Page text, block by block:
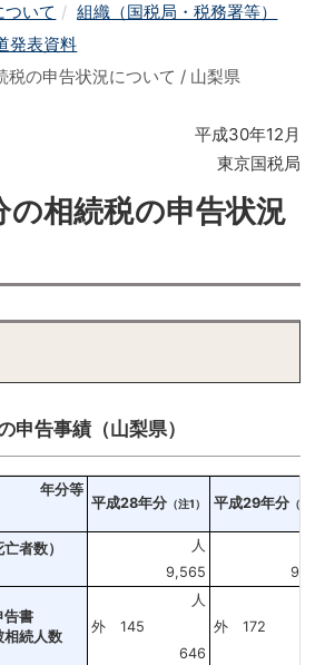
ついて
組織（国税局・税務署等）
発表資料
税の申告状況について / 山梨県
平成30年12月
東京国税局
相続税の申告状況
告事績（山梨県）
年分等
平成28年分 （注1） 平成29年分 （注2
者数）
人
9,565
告書
相続人数
人
外 145
外 172
646